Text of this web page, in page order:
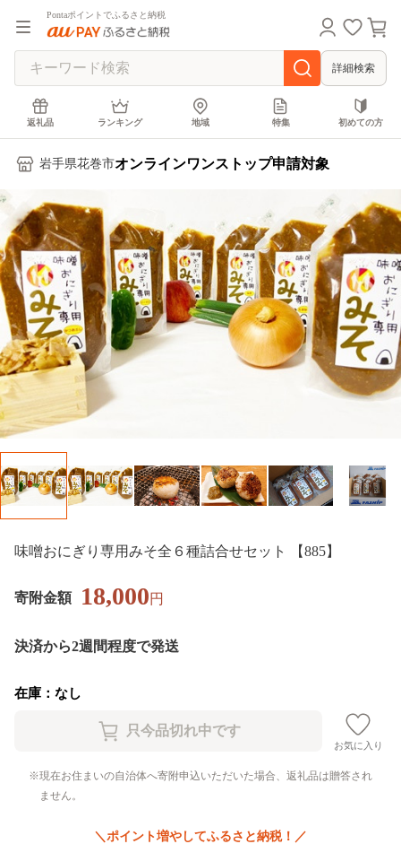
Pontaポイントでふるさと納税
詳細検索
返礼品 ランキング 地域 特集 初めての方
岩手県花巻市オンラインワンストップ申請対象
味噌おにぎり専用みそ全６種詰合せセット 【885】
寄附金額 18,000円
決済から2週間程度で発送
在庫：なし
お気に入り
現在お住まいの自治体へ寄附申込いただいた場合、返礼品は贈答され
ません。
＼ポイント増やしてふるさと納税！／